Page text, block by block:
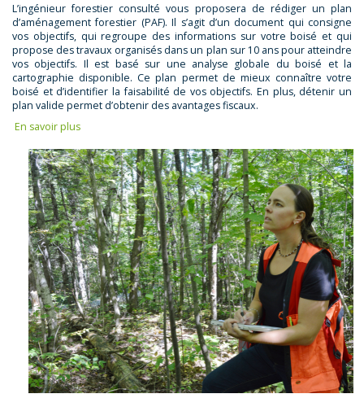
L’ingénieur forestier consulté vous proposera de rédiger un plan
d’aménagement forestier (PAF). Il s’agit d’un document qui consigne
vos objectifs, qui regroupe des informations sur votre boisé et qui
propose des travaux organisés dans un plan sur 10 ans pour atteindre
vos objectifs. Il est basé sur une analyse globale du boisé et la
cartographie disponible. Ce plan permet de mieux connaître votre
boisé et d’identifier la faisabilité de vos objectifs. En plus, détenir un
plan valide permet d’obtenir des avantages fiscaux.
En savoir plus